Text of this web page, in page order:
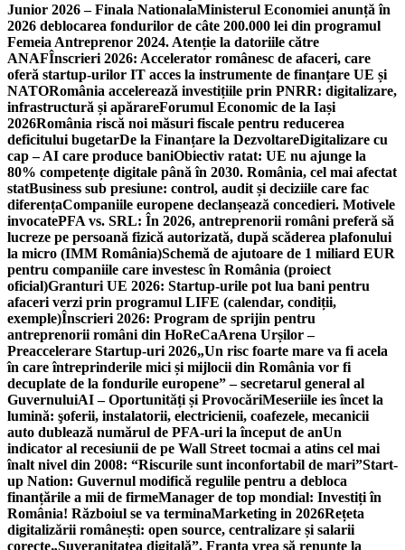
Junior 2026 – Finala NationalaMinisterul Economiei anunță în
2026 deblocarea fondurilor de câte 200.000 lei din programul
Femeia Antreprenor 2024. Atenție la datoriile către
ANAFÎnscrieri 2026: Accelerator românesc de afaceri, care
oferă startup-urilor IT acces la instrumente de finanțare UE și
NATORomânia accelerează investițiile prin PNRR: digitalizare,
infrastructură și apărareForumul Economic de la Iași
2026România riscă noi măsuri fiscale pentru reducerea
deficitului bugetarDe la Finanțare la DezvoltareDigitalizare cu
cap – AI care produce baniObiectiv ratat: UE nu ajunge la
80% competențe digitale până în 2030. România, cel mai afectat
statBusiness sub presiune: control, audit și deciziile care fac
diferențaCompaniile europene declanșează concedieri. Motivele
invocatePFA vs. SRL: În 2026, antreprenorii români preferă să
lucreze pe persoană fizică autorizată, după scăderea plafonului
la micro (IMM România)Schemă de ajutoare de 1 miliard EUR
pentru companiile care investesc în România (proiect
oficial)Granturi UE 2026: Startup-urile pot lua bani pentru
afaceri verzi prin programul LIFE (calendar, condiții,
exemple)Înscrieri 2026: Program de sprijin pentru
antreprenorii români din HoReCaArena Urșilor –
Preaccelerare Startup-uri 2026„Un risc foarte mare va fi acela
în care întreprinderile mici și mijlocii din România vor fi
decuplate de la fondurile europene” – secretarul general al
GuvernuluiAI – Oportunități și ProvocăriMeseriile ies încet la
lumină: şoferii, instalatorii, electricienii, coafezele, mecanicii
auto dublează numărul de PFA-uri la început de anUn
indicator al recesiunii de pe Wall Street tocmai a atins cel mai
înalt nivel din 2008: “Riscurile sunt inconfortabil de mari”Start-
up Nation: Guvernul modifică regulile pentru a debloca
finanțările a mii de firmeManager de top mondial: Investiți în
România! Războiul se va terminaMarketing in 2026Rețeta
digitalizării românești: open source, centralizare și salarii
corecte„Suveranitatea digitală”. Franţa vrea să renunţe la